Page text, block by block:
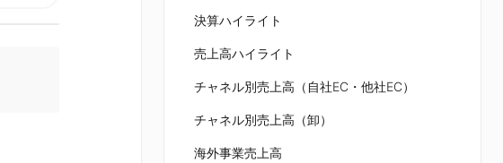
決算ハイライト
売上高ハイライト
チャネル別売上高（自社EC・他社EC）
チャネル別売上高（卸）
海外事業売上高